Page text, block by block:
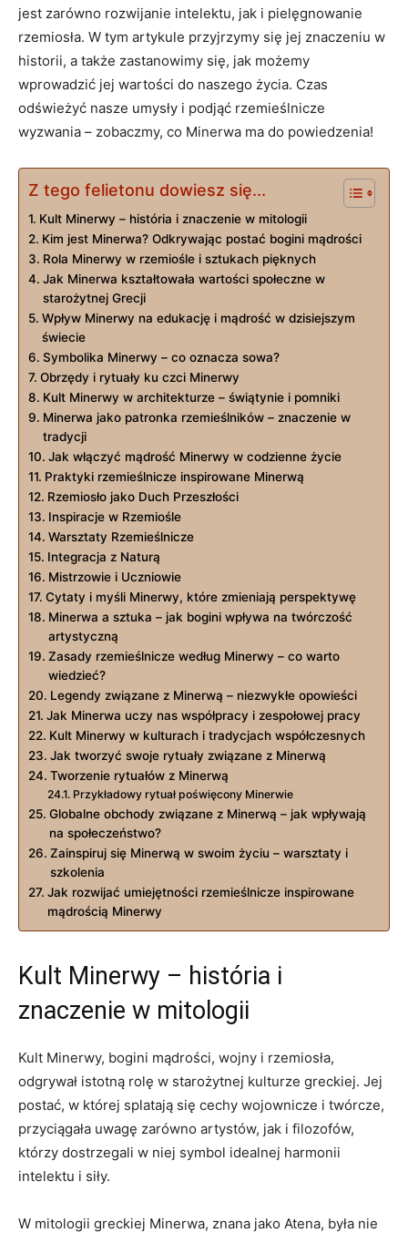
jest zarówno rozwijanie intelektu,‍ jak i pielęgnowanie
rzemiosła. W tym artykule przyjrzymy się jej znaczeniu⁤ w⁣
historii, a także zastanowimy się,​ jak możemy
⁤wprowadzić‌ jej wartości do naszego życia. Czas
odświeżyć nasze umysły​ i podjąć rzemieślnicze
wyzwania – zobaczmy, co⁢ Minerwa ‌ma do powiedzenia!
Z tego felietonu dowiesz się...
Kult Minerwy –⁤ história i znaczenie ‍w mitologii
Kim jest ⁣Minerwa? Odkrywając postać bogini mądrości
Rola Minerwy‍ w rzemiośle ⁣i sztukach pięknych
Jak Minerwa ⁣kształtowała wartości społeczne ⁤w
starożytnej Grecji
Wpływ ​Minerwy na edukację i mądrość w dzisiejszym
świecie
Symbolika Minerwy – co oznacza sowa?
Obrzędy i ⁢rytuały ku czci​ Minerwy
Kult Minerwy w architekturze – świątynie i pomniki
Minerwa jako patronka rzemieślników ‌– znaczenie w
‌tradycji
Jak⁤ włączyć mądrość Minerwy w codzienne życie
Praktyki rzemieślnicze inspirowane Minerwą
Rzemiosło jako Duch Przeszłości
Inspiracje w ​Rzemiośle
Warsztaty Rzemieślnicze
Integracja z Naturą
Mistrzowie i Uczniowie
Cytaty i myśli Minerwy, które zmieniają ⁤perspektywę
Minerwa ⁢a sztuka –⁤ jak bogini wpływa na twórczość
artystyczną
Zasady rzemieślnicze według Minerwy – ⁤co warto⁣
wiedzieć?
Legendy związane ​z Minerwą – niezwykłe opowieści
Jak Minerwa uczy ‍nas współpracy i zespołowej pracy
Kult Minerwy w ‍kulturach ‌i tradycjach współczesnych
Jak ‌tworzyć swoje rytuały⁢ związane z Minerwą
Tworzenie rytuałów⁢ z Minerwą
Przykładowy rytuał poświęcony Minerwie
Globalne obchody związane⁢ z Minerwą – jak wpływają
na‍ społeczeństwo?
Zainspiruj się Minerwą w swoim życiu – warsztaty i
szkolenia
Jak ‌rozwijać umiejętności rzemieślnicze inspirowane
⁣mądrością Minerwy
Kult Minerwy –⁤ história i
znaczenie ‍w mitologii
Kult Minerwy, bogini mądrości, wojny i rzemiosła,
odgrywał istotną rolę w starożytnej kulturze⁤ greckiej. Jej
postać, w której splatają się cechy wojownicze i twórcze,
przyciągała⁢ uwagę zarówno⁢ artystów, jak i filozofów,
którzy dostrzegali w niej symbol idealnej harmonii‍
intelektu i siły.
W mitologii greckiej Minerwa, ‍znana jako Atena,⁤ była nie